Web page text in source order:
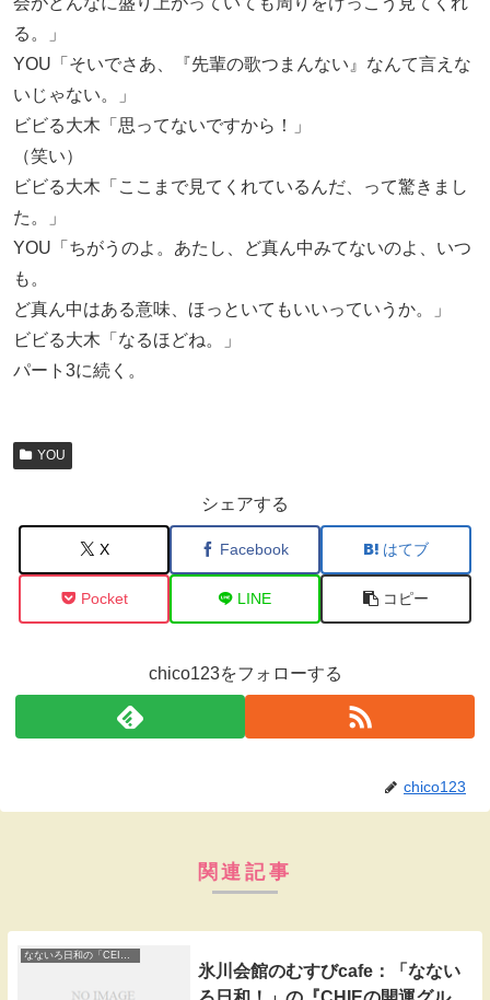
る。」
YOU「そいでさあ、『先輩の歌つまんない』なんて言えな
いじゃない。」
ビビる大木「思ってないですから！」
（笑い）
ビビる大木「ここまで見てくれているんだ、って驚きまし
た。」
YOU「ちがうのよ。あたし、ど真ん中みてないのよ、いつ
も。
ど真ん中はある意味、ほっといてもいいっていうか。」
ビビる大木「なるほどね。」
パート3に続く。
YOU
シェアする
X Facebook はてブ
Pocket LINE コピー
chico123をフォローする
chico123
関連記事
なないろ日和の「CEIEの開運ぐるっと」
氷川会館のむすびcafe：「なない